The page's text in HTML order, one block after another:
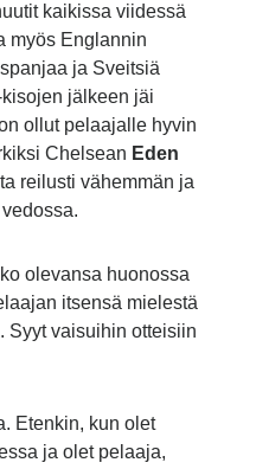
kaikissa viidessä
myös Englannin
ja Sveitsiä
jälkeen jäi
ollut pelaajalle hyvin
Chelsean Eden
reilusti vähemmän ja
olevansa huonossa
itsensä mielestä
Syyt vaisuihin otteisiin
Etenkin, kun olet
ja olet pelaaja,